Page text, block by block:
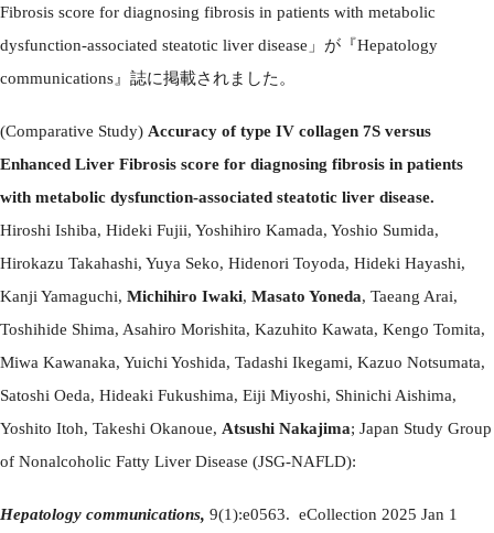
Fibrosis score for diagnosing fibrosis in patients with metabolic
dysfunction-associated steatotic liver disease」が『Hepatology
communications』誌に掲載されました。
(Comparative Study) Accuracy of type IV collagen 7S versus
Enhanced Liver Fibrosis score for diagnosing fibrosis in patients
with metabolic dysfunction-associated steatotic liver disease.
Hiroshi Ishiba, Hideki Fujii, Yoshihiro Kamada, Yoshio Sumida,
Hirokazu Takahashi, Yuya Seko, Hidenori Toyoda, Hideki Hayashi,
Kanji Yamaguchi, Michihiro Iwaki, Masato Yoneda, Taeang Arai,
Toshihide Shima, Asahiro Morishita, Kazuhito Kawata, Kengo Tomita,
Miwa Kawanaka, Yuichi Yoshida, Tadashi Ikegami, Kazuo Notsumata,
Satoshi Oeda, Hideaki Fukushima, Eiji Miyoshi, Shinichi Aishima,
Yoshito Itoh, Takeshi Okanoue, Atsushi Nakajima; Japan Study Group
of Nonalcoholic Fatty Liver Disease (JSG-NAFLD):
Hepatology communications, 9(1):e0563. eCollection 2025 Jan 1